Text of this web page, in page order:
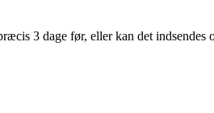
3 dage før, eller kan det indsendes